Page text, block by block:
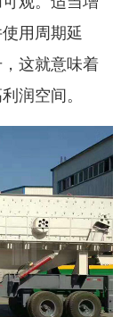
用周期延
这就意味着
润空间。